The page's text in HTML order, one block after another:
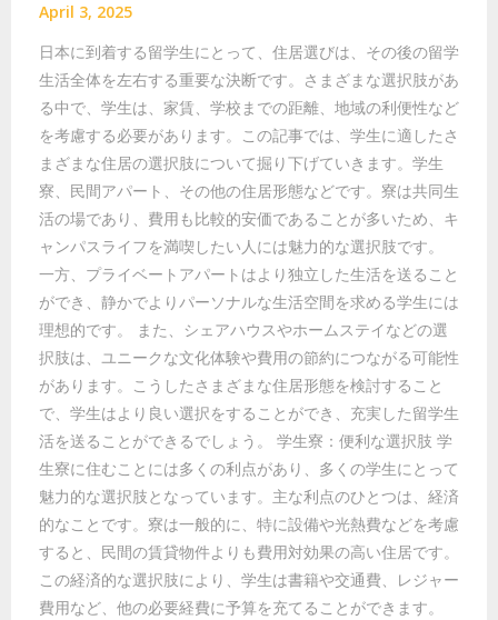
April 3, 2025
日本に到着する留学生にとって、住居選びは、その後の留学
生活全体を左右する重要な決断です。さまざまな選択肢があ
る中で、学生は、家賃、学校までの距離、地域の利便性など
を考慮する必要があります。この記事では、学生に適したさ
まざまな住居の選択肢について掘り下げていきます。学生
寮、民間アパート、その他の住居形態などです。寮は共同生
活の場であり、費用も比較的安価であることが多いため、キ
ャンパスライフを満喫したい人には魅力的な選択肢です。
一方、プライベートアパートはより独立した生活を送ること
ができ、静かでよりパーソナルな生活空間を求める学生には
理想的です。 また、シェアハウスやホームステイなどの選
択肢は、ユニークな文化体験や費用の節約につながる可能性
があります。こうしたさまざまな住居形態を検討すること
で、学生はより良い選択をすることができ、充実した留学生
活を送ることができるでしょう。 学生寮：便利な選択肢 学
生寮に住むことには多くの利点があり、多くの学生にとって
魅力的な選択肢となっています。主な利点のひとつは、経済
的なことです。寮は一般的に、特に設備や光熱費などを考慮
すると、民間の賃貸物件よりも費用対効果の高い住居です。
この経済的な選択肢により、学生は書籍や交通費、レジャー
費用など、他の必要経費に予算を充てることができます。